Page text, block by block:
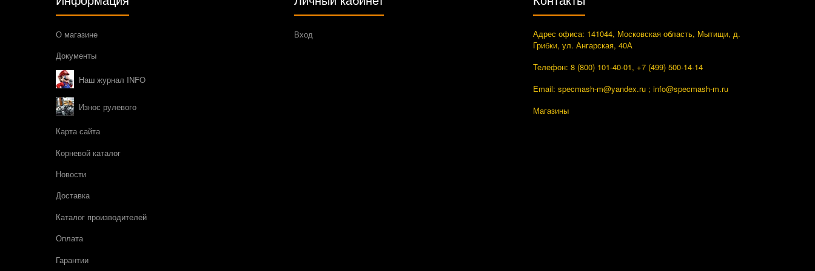
О магазине
Документы
Наш журнал INFO
Износ рулевого
Карта сайта
Корневой каталог
Новости
Доставка
Каталог производителей
Оплата
Гарантии
Вход
Адрес офиса: 141044, Московская область, Мытищи, д.
Грибки, ул. Ангарская, 40А
Телефон: 8 (800) 101-40-01, +7 (499) 500-14-14
Email: specmash-m@yandex.ru ; info@specmash-m.ru
Магазины